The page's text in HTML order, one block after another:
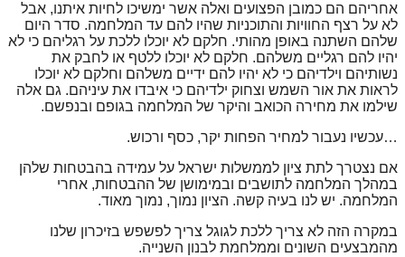
אחריהם הם כמובן הפצועים ואלה אשר ימשיכו לחיות איתנו, אבל
לא על רצף החוויות והתוכניות שהיו להם עד המלחמה. סדר היום
שלהם השתנה באופן מהותי. חלקם לא יוכלו ללכת על רגליהם כי לא
יהיו להם רגליים משלהם. חלקם לא יוכלו ללטף או לחבק את
נשותיהם וילדיהם כי לא יהיו להם ידיים משלהם וחלקם לא יוכלו
לראות את אור השמש וצחוק ילדיהם כי איבדו את עיניהם. גם אלה
שילמו את מחירה הכואב והיקר של המלחמה בגופם ובנפשם.
…עכשיו נעבור למחיר הפחות יקר, כסף ורכוש.
אם נצטרך לתת ציון לממשלות ישראל על עמידה בהבטחות שלהן
במהלך המלחמה לתושבים ובמימושן של ההבטחות, אחרי
המלחמה. יש לנו בעיה קשה. הציון נמוך, נמוך מאוד.
במקרה הזה לא צריך ללכת לגוגל צריך לפשפש בזיכרון שלנו
מהמבצעים השונים וממלחמת לבנון השנייה.